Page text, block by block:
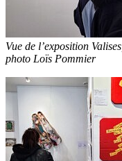
Vue de l’exposition Valises,
photo Loïs Pommier